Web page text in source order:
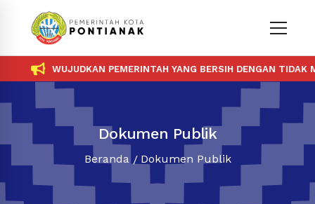
WUJUDKAN PEMERINTAH YANG BERSIH DENGAN TIDAK
Dokumen Publik
Beranda Dokumen Publik